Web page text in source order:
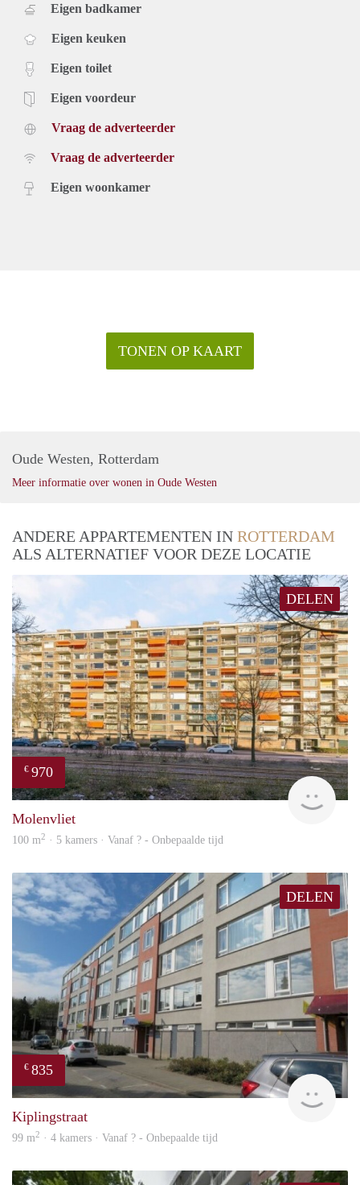
Eigen badkamer
Eigen keuken
Eigen toilet
Eigen voordeur
Vraag de adverteerder
Vraag de adverteerder
Eigen woonkamer
TONEN OP KAART
Oude Westen, Rotterdam
Meer informatie over wonen in Oude Westen
ANDERE APPARTEMENTEN IN ROTTERDAM
ALS ALTERNATIEF VOOR DEZE LOCATIE
DELEN
€ 970
Molenvliet
100 m2 · 5 kamers · Vanaf ? - Onbepaalde tijd
DELEN
€ 835
Kiplingstraat
99 m2 · 4 kamers · Vanaf ? - Onbepaalde tijd